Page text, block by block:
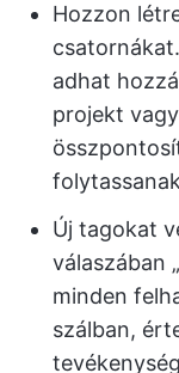
Hozzon
adhat
projekt
Új tagokat
válaszában
minden
szálban,